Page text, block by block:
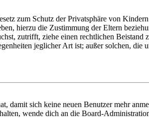
zum Schutz der Privatsphäre von
hierzu die Zustimmung der Eltern
zutrifft, ziehe einen rechtlichen
jeglicher Art ist; außer solchen,
damit sich keine neuen Benutzer mehr
wende dich an die Board-